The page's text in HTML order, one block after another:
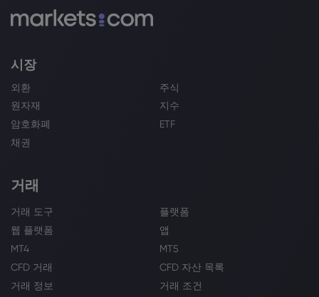
시장
외환
주식
원자재
지수
암호화폐
ETF
채권
거래
거래 도구
플랫폼
웹 플랫폼
앱
MT4
MT5
CFD 거래
CFD 자산 목록
거래 정보
거래 조건